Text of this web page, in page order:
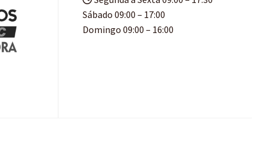
Sábado 09:00 – 17:00
Domingo 09:00 – 16:00